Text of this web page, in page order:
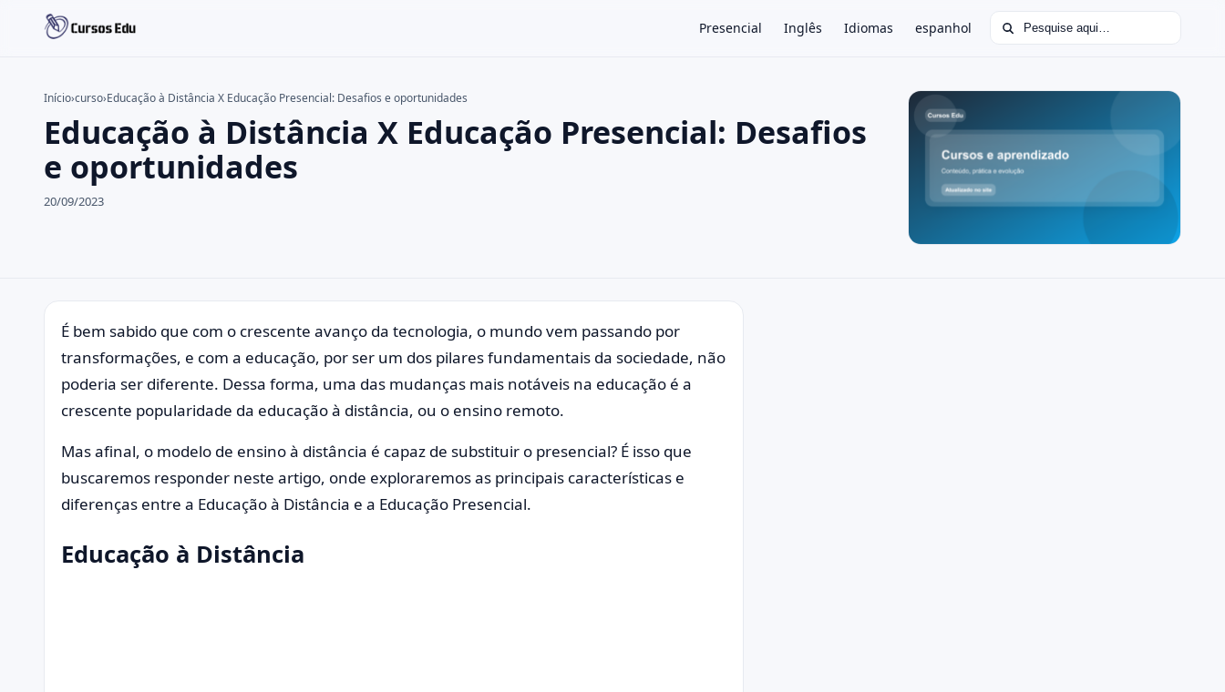
Presencial Inglês Idiomas espanhol Buscar por:
Buscar no site ×
Pressione Enter para buscar ou ESC para fechar.
Início›curso›Educação à Distância X Educação Presencial: Desafios e oportunidades
Educação à Distância X Educação Presencial: Desafios
e oportunidades
20/09/2023
É bem sabido que com o crescente avanço da tecnologia, o mundo vem passando por
transformações, e com a educação, por ser um dos pilares fundamentais da sociedade, não
poderia ser diferente. Dessa forma, uma das mudanças mais notáveis na educação é a
crescente popularidade da educação à distância, ou o ensino remoto.
Mas afinal, o modelo de ensino à distância é capaz de substituir o presencial? É isso que
buscaremos responder neste artigo, onde exploraremos as principais características e
diferenças entre a Educação à Distância e a Educação Presencial.
Educação à Distância